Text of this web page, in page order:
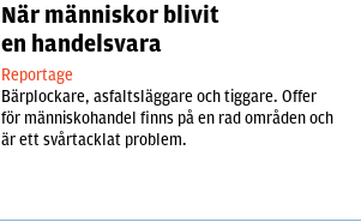
När människor blivit
en handelsvara
Reportage
Bärplockare, asfaltsläggare och tiggare. Offer
för människohandel finns på en rad områden och
är ett svårtacklat problem.